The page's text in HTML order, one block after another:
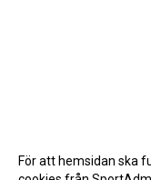
För att hemsidan ska